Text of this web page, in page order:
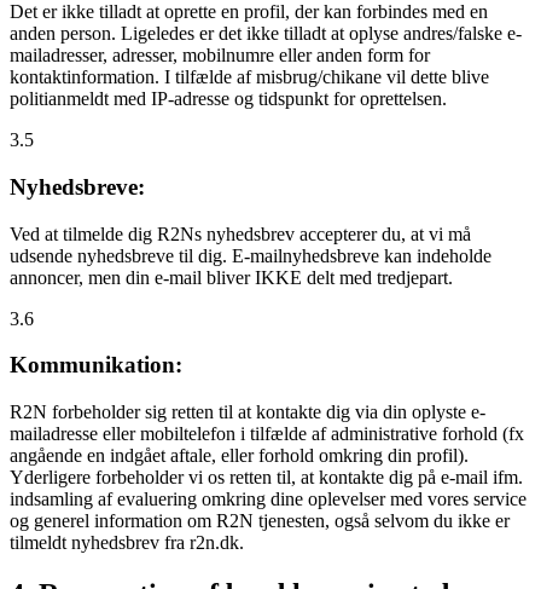
Det er ikke tilladt at oprette en profil, der kan forbindes med en
anden person. Ligeledes er det ikke tilladt at oplyse andres/falske e-
mailadresser, adresser, mobilnumre eller anden form for
kontaktinformation. I tilfælde af misbrug/chikane vil dette blive
politianmeldt med IP-adresse og tidspunkt for oprettelsen.
3.5
Nyhedsbreve:
Ved at tilmelde dig R2Ns nyhedsbrev accepterer du, at vi må
udsende nyhedsbreve til dig. E-mailnyhedsbreve kan indeholde
annoncer, men din e-mail bliver IKKE delt med tredjepart.
3.6
Kommunikation:
R2N forbeholder sig retten til at kontakte dig via din oplyste e-
mailadresse eller mobiltelefon i tilfælde af administrative forhold (fx
angående en indgået aftale, eller forhold omkring din profil).
Yderligere forbeholder vi os retten til, at kontakte dig på e-mail ifm.
indsamling af evaluering omkring dine oplevelser med vores service
og generel information om R2N tjenesten, også selvom du ikke er
tilmeldt nyhedsbrev fra r2n.dk.